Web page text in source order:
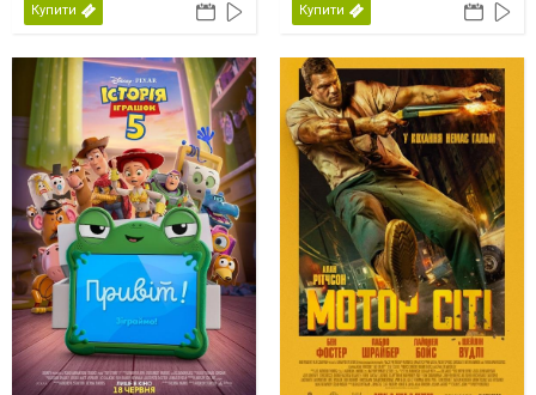
Купити Купити